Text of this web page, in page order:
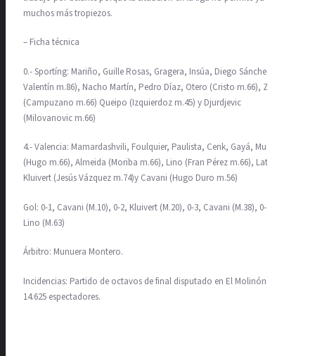
muchos más tropiezos.
– Ficha técnica
0.- Sportíng: Mariño, Guille Rosas, Gragera, Insúa, Diego Sánchez (Pol
Valentín m.86), Nacho Martín, Pedro Díaz, Otero (Cristo m.66), Zarfino
(Campuzano m.66) Queipo (Izquierdoz m.45) y Djurdjevic
(Milovanovic m.66)
4.- Valencia: Mamardashvili, Foulquier, Paulista, Cenk, Gayá, Musah
(Hugo m.66), Almeida (Moriba m.66), Lino (Fran Pérez m.66), Lato,
Kluivert (Jesús Vázquez m.74)y Cavani (Hugo Duro m.56)
Gol: 0-1, Cavani (M.10), 0-2, Kluivert (M.20), 0-3, Cavani (M.38), 0-4,
Lino (M.63)
Árbitro: Munuera Montero.
Incidencias: Partido de octavos de final disputado en El Molinón ante
14.625 espectadores.